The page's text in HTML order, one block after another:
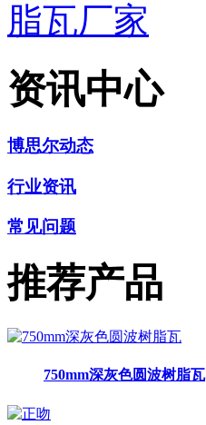
脂瓦厂家
资讯中心
博思尔动态
行业资讯
常见问题
推荐产品
750mm深灰色圆波树脂瓦